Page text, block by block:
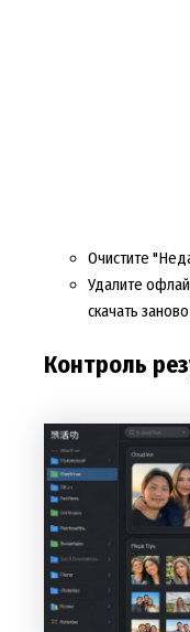
Очистите
Удалите
скачать
Контроль